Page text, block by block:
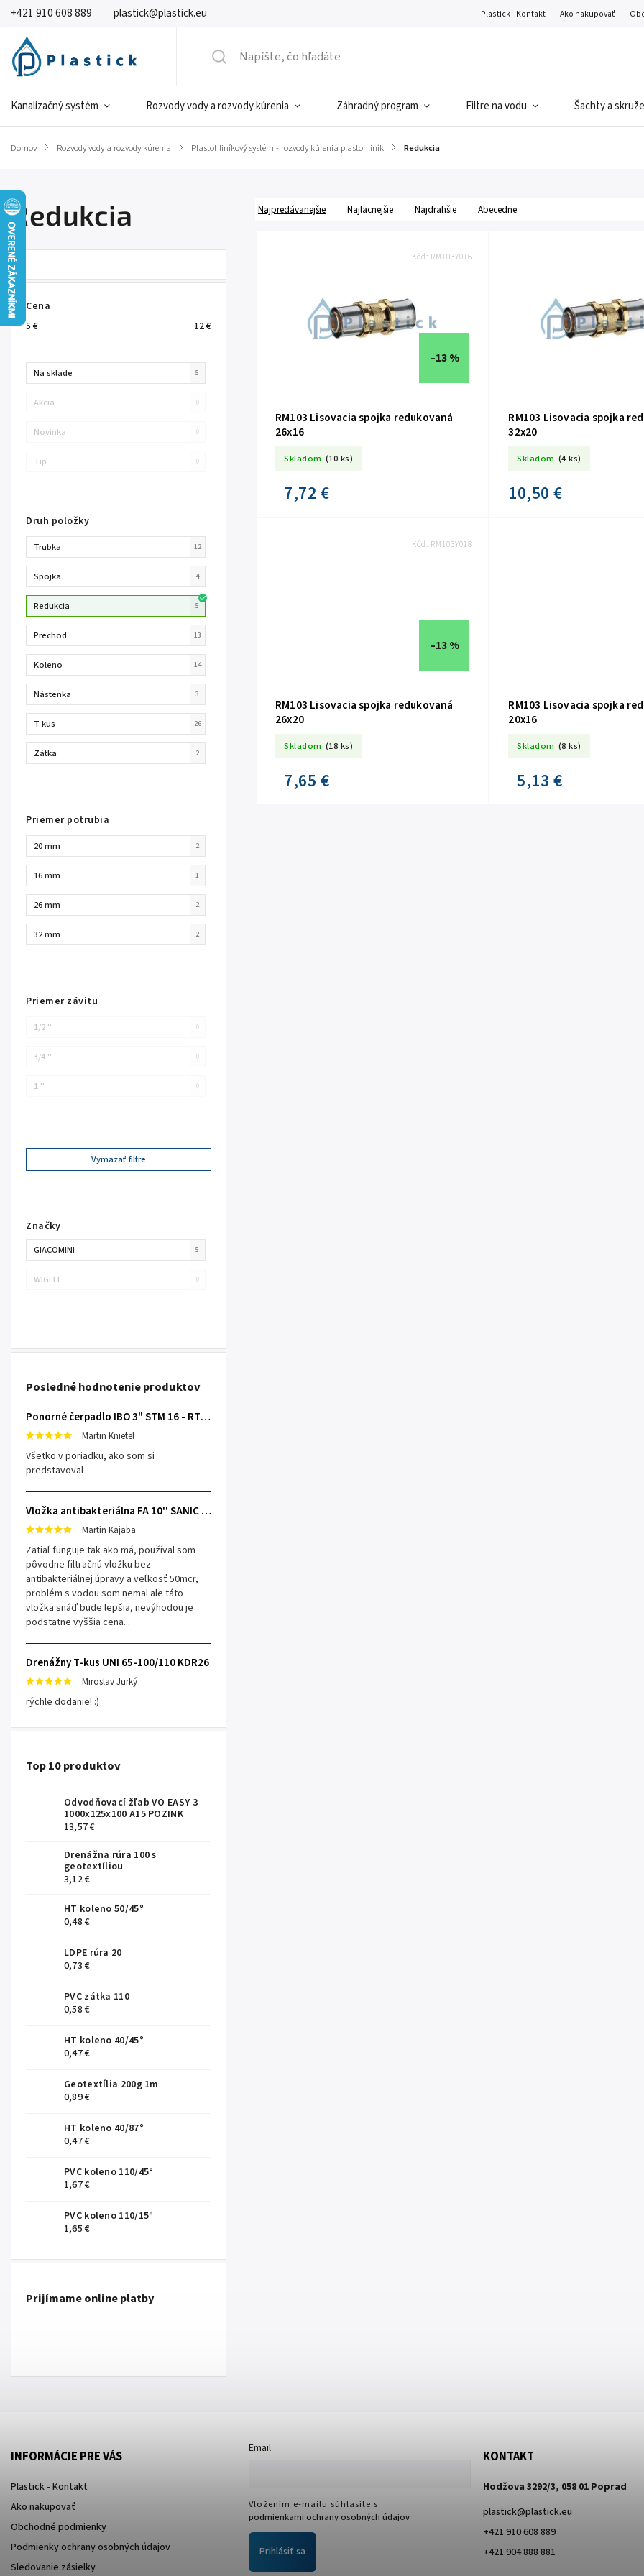
+421 910 608 889 plastick@plastick.eu Plastick - Kontakt Ako nakupovať
Kanalizačný systém Rozvody vody a rozvody kúrenia Záhradný program Filtre na vodu Šachty a skruže
Domov / Rozvody vody a rozvody kúrenia / Plastohliníkový systém - rozvody kúrenia plastohliník / Redukcia
Redukcia
Cena
5€ 12€
Na sklade 5
Akcia 0
Novinka 0
Tip 0
Značky
GIACOMINI 5
WIGELL 0
Druh položky
Trubka 12
Spojka 4
Redukcia 5
Prechod 13
Koleno 14
Nástenka 3
T-kus 26
Zátka 2
Priemer potrubia
20 mm 2
16 mm 1
26 mm 2
32 mm 2
Priemer závitu
1/2 '' 0
3/4 '' 0
1 '' 0
Vymazať filtre
Posledné hodnotenie produktov
Ponorné čerpadlo IBO 3" STM 16 - RTS s 20m káblom
Martin Knietel
Všetko v poriadku, ako som si
predstavoval
Vložka antibakteriálna FA 10'' SANIC SX 25mcr
Martin Kajaba
Zatiaľ funguje tak ako má, používal som
pôvodne filtračnú vložku bez
antibakteriálnej úpravy a veľkosť 50mcr,
problém s vodou som nemal ale táto
vložka snáď bude lepšia, nevýhodou je
podstatne vyššia cena...
Drenážny T-kus UNI 65-100/110 KDR26
Miroslav Jurký
rýchle dodanie! :)
Top 10 produktov
Odvodňovací žľab VO EASY 3
1000x125x100 A15 POZINK
13,57 €
Drenážna rúra 100 s
geotextíliou
3,12 €
HT koleno 50/45°
0,48 €
LDPE rúra 20
0,73 €
PVC zátka 110
0,58 €
HT koleno 40/45°
0,47 €
Geotextília 200g 1m
0,89 €
HT koleno 40/87°
0,47 €
PVC koleno 110/45°
1,67 €
PVC koleno 110/15°
1,65 €
Prijímame online platby
Najpredávanejšie Najlacnejšie Najdrahšie Abecedne
–13 %
RM103 Lisovacia spojka redukovaná
26x16
Skladom (10 ks)
7,72 €
Kód: RM103Y016
RM103 Lisovacia spojka
32x20
Skladom (4 ks)
10,50 €
–13 %
RM103 Lisovacia spojka redukovaná
26x20
Skladom (18 ks)
7,65 €
Kód: RM103Y018
RM103 Lisovacia spojka
20x16
Skladom (8 ks)
5,13 €
INFORMÁCIE PRE VÁS
Plastick - Kontakt
Ako nakupovať
Obchodné podmienky
Podmienky ochrany osobných údajov
Sledovanie zásielky
Email
Vložením e-mailu súhlasíte s
podmienkami ochrany osobných údajov
Prihlásiť sa
KONTAKT
Hodžova 3292/3, 058 01 Poprad
plastick@plastick.eu
+421 910 608 889
+421 904 888 881